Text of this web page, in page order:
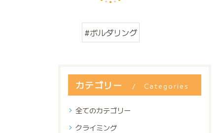
#ボルダリング
カテゴリー Categories
全てのカテゴリー
クライミング